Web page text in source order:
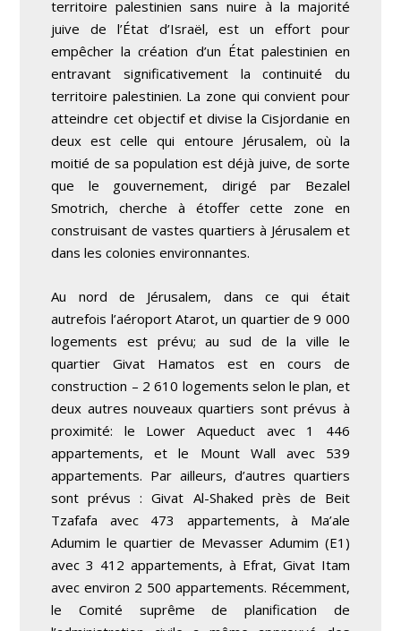
territoire palestinien sans nuire à la majorité
juive de l’État d’Israël, est un effort pour
empêcher la création d’un État palestinien en
entravant significativement la continuité du
territoire palestinien. La zone qui convient pour
atteindre cet objectif et divise la Cisjordanie en
deux est celle qui entoure Jérusalem, où la
moitié de sa population est déjà juive, de sorte
que le gouvernement, dirigé par Bezalel
Smotrich, cherche à étoffer cette zone en
construisant de vastes quartiers à Jérusalem et
dans les colonies environnantes.
Au nord de Jérusalem, dans ce qui était
autrefois l’aéroport Atarot, un quartier de 9 000
logements est prévu; au sud de la ville le
quartier Givat Hamatos est en cours de
construction – 2 610 logements selon le plan, et
deux autres nouveaux quartiers sont prévus à
proximité: le Lower Aqueduct avec 1 446
appartements, et le Mount Wall avec 539
appartements. Par ailleurs, d’autres quartiers
sont prévus : Givat Al-Shaked près de Beit
Tzafafa avec 473 appartements, à Ma’ale
Adumim le quartier de Mevasser Adumim (E1)
avec 3 412 appartements, à Efrat, Givat Itam
avec environ 2 500 appartements. Récemment,
le Comité suprême de planification de